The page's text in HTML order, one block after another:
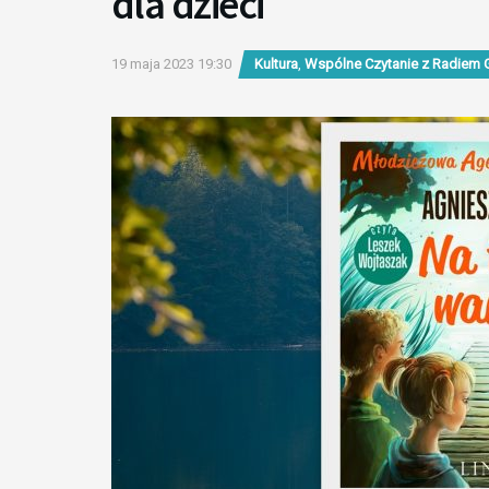
19 maja 2023 19:30 Kultura Wspólne Czytanie z Radiem